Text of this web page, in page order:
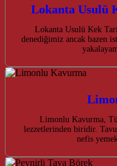
Lokanta Usulü
Lokanta Usulü Kek
denediğimiz ancak bazen
Limonlu Kavurma,
lezzetlerinden biridir.
nefis